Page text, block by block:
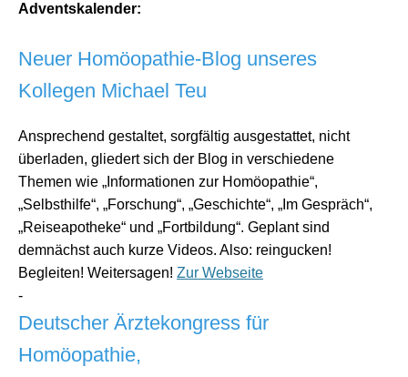
Adventskalender:
Neuer Homöopathie-Blog unseres
Kollegen Michael Teu
Ansprechend gestaltet, sorgfältig ausgestattet, nicht
überladen, gliedert sich der Blog in verschiedene
Themen wie „Informationen zur Homöopathie“,
„Selbsthilfe“, „Forschung“, „Geschichte“, „Im Gespräch“,
„Reiseapotheke“ und „Fortbildung“. Geplant sind
demnächst auch kurze Videos. Also: reingucken!
Begleiten! Weitersagen! Zur Webseite
-
Deutscher Ärztekongress für
Homöopathie,